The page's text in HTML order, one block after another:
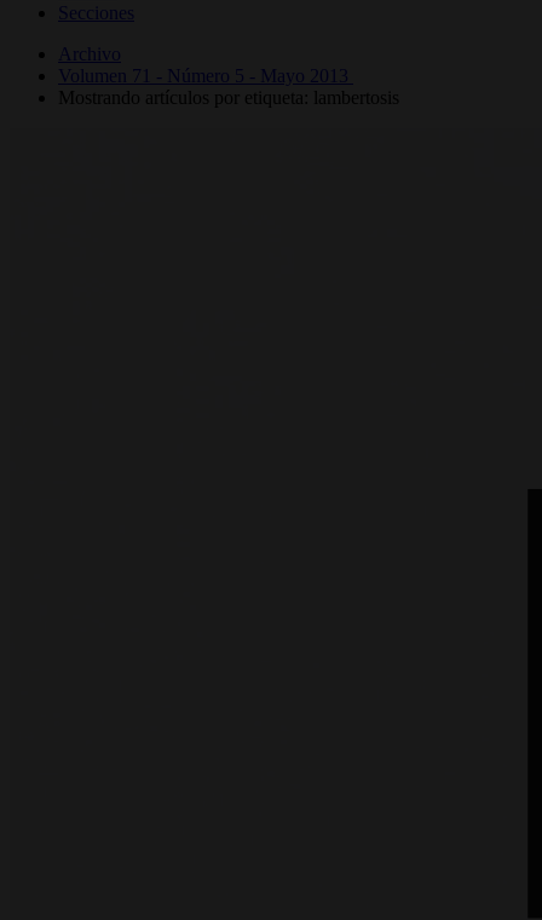
Secciones
Archivo
Volumen 71 - Número 5 - Mayo 2013
Mostrando artículos por etiqueta: lambertosis